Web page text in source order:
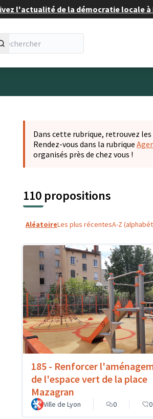
l'actualité de la démocratie locale à
Dans cette rubrique, retrouvez
Rendez-vous dans la rubrique
organisés près de chez vous !
110 propositions
AléatoireLes plus récentesA-Z
185 - Renforcer
de l'espace vert de la place
Mazagran
Ville de Lyon 0 0